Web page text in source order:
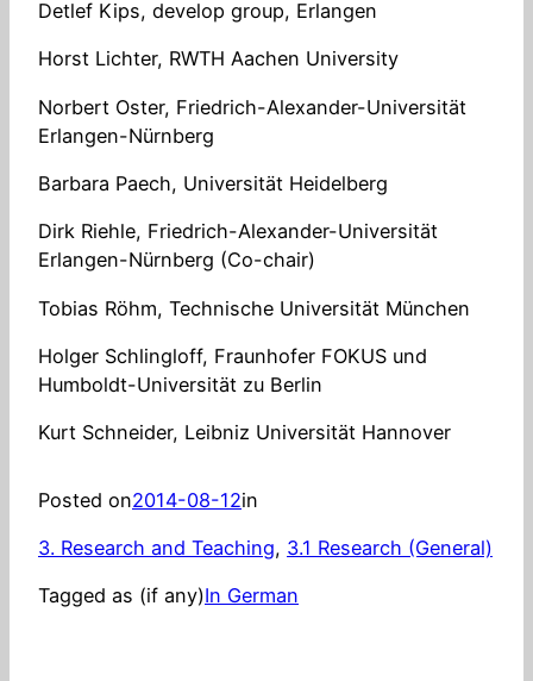
Detlef Kips, develop group, Erlangen
Horst Lichter, RWTH Aachen University
Norbert Oster, Friedrich-Alexander-Universität
Erlangen-Nürnberg
Barbara Paech, Universität Heidelberg
Dirk Riehle, Friedrich-Alexander-Universität
Erlangen-Nürnberg (Co-chair)
Tobias Röhm, Technische Universität München
Holger Schlingloff, Fraunhofer FOKUS und
Humboldt-Universität zu Berlin
Kurt Schneider, Leibniz Universität Hannover
Posted on2014-08-12in
3. Research and Teaching, 3.1 Research (General)
Tagged as (if any)In German